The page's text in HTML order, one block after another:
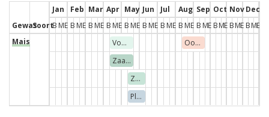
GewasSoort
Jan Feb Mar Apr May Jun Jul Aug Sep Oct NovDec
B ME B ME B ME B ME B ME B ME B ME B ME B ME BME BME BME
Mais
Voorzaaien binnen
Oogsten
Zaaien onder glas
Zaaien vollegrond
Planten vollegrond